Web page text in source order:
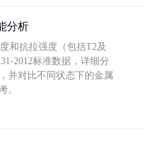
分析
和抗拉强度（包括T2及
2012标准数据，详细分
并对比不同状态下的金属
。